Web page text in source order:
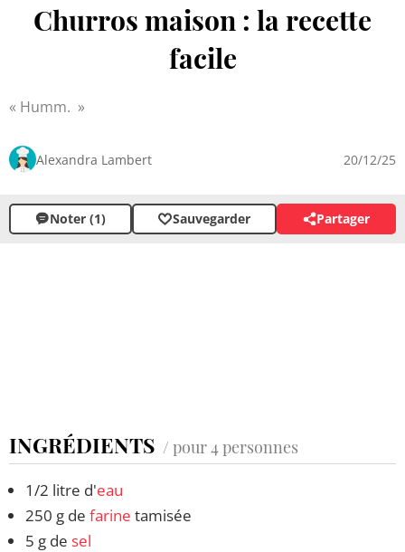
Churros maison : la recette
facile
Humm.
Alexandra Lambert 20/12/25
Noter (1) Sauvegarder Partager
INGRÉDIENTS / pour 4 personnes
1/2 litre d'eau
250 g de farine tamisée
5 g de sel